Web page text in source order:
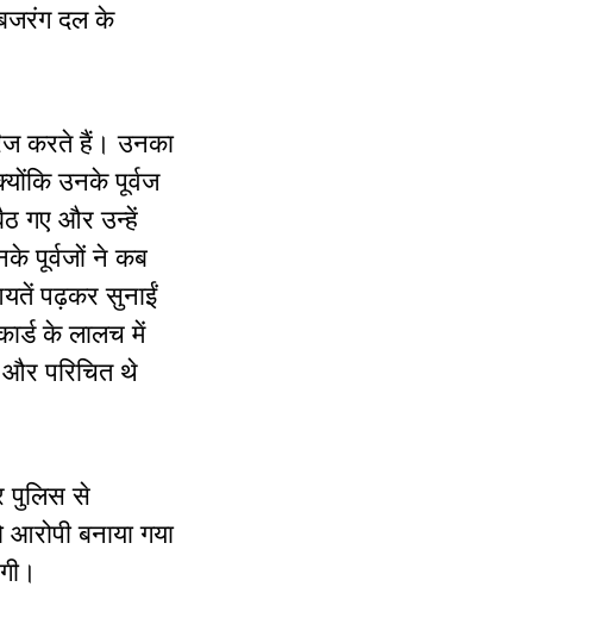
बजरंग दल के
करते हैं। उनका
उनके पूर्वज
गए और उन्हें
पूर्वजों ने कब
पढ़कर सुनाईं
के लालच में
परिचित थे
पुलिस से
बनाया गया